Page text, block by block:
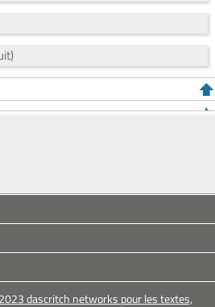
dascritch networks pour les textes,